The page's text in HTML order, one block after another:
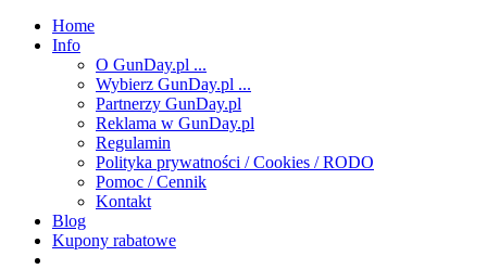
Home
Info
O GunDay.pl ...
Wybierz GunDay.pl ...
Partnerzy GunDay.pl
Reklama w GunDay.pl
Regulamin
Polityka prywatności / Cookies / RODO
Pomoc / Cennik
Kontakt
Blog
Kupony rabatowe